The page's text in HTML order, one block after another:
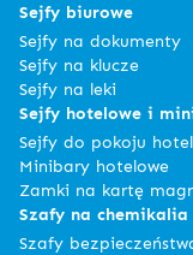
Sejfy biurowe
Sejfy na dokumenty
Sejfy na klucze
Sejfy na leki
Sejfy hotelowe i
Sejfy do pokoju
Minibary hotelowe
Zamki na kartę
Szafy na chemikalia
Szafy